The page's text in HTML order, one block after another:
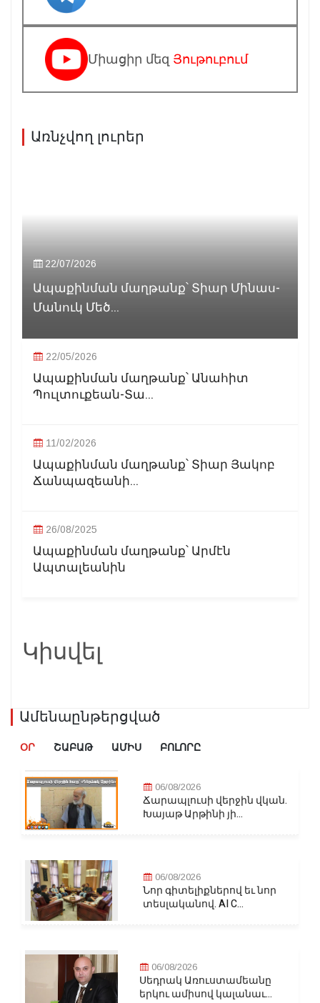
Միացիր մեզ Յութուբում
Առնչվող լուրեր
22/07/2026
Ապաքինման մաղթանք՝ Տիար Մինաս-
Մանուկ Մեծ...
22/05/2026
Ապաքինման մաղթանք՝ Անահիտ
Պուլտուքեան-Տա...
11/02/2026
Ապաքինման մաղթանք՝ Տիար Յակոբ
Ճանպազեանի...
26/08/2025
Ապաքինման մաղթանք՝ Արմէն
Ապտալեանին
Կիսվել
Ամենաընթերցված
ՕՐ ՇԱԲԱԹ ԱՄԻՍ ԲՈԼՈՐԸ
06/08/2026
Ճարապլուսի վերջին վկան.
Խայաթ Արթինի յի...
06/08/2026
Նոր գիտելիքներով եւ նոր
տեսլականով. AI C...
06/08/2026
Սեդրակ Առուստամեանը
երկու ամիսով կալանաւ...